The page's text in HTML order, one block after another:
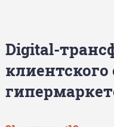
Digital-
клиентского